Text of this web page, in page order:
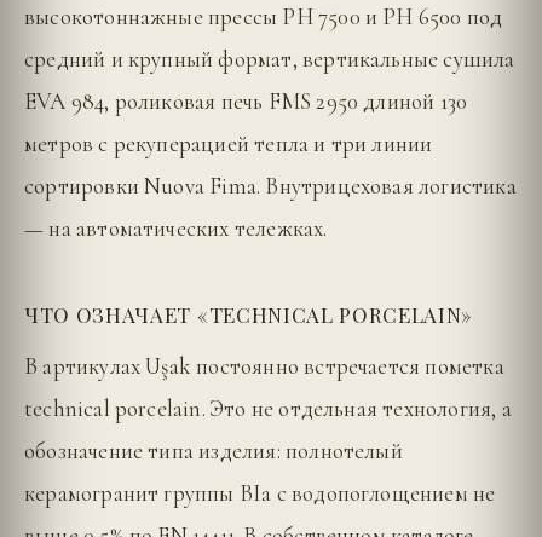
высокотоннажные прессы PH 7500 и PH 6500 под
средний и крупный формат, вертикальные сушила
EVA 984, роликовая печь FMS 2950 длиной 130
метров с рекуперацией тепла и три линии
сортировки Nuova Fima. Внутрицеховая логистика
— на автоматических тележках.
ЧТО ОЗНАЧАЕТ «TECHNICAL PORCELAIN»
В артикулах Uşak постоянно встречается пометка
technical porcelain. Это не отдельная технология, а
обозначение типа изделия: полнотелый
керамогранит группы BIa с водопоглощением не